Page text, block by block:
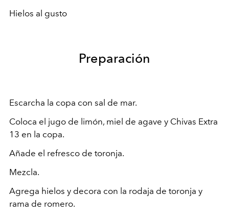
Hielos al gusto
Preparación
Escarcha la copa con sal de mar.
Coloca el jugo de limón, miel de agave y Chivas Extra
13 en la copa.
Añade el refresco de toronja.
Mezcla.
Agrega hielos y decora con la rodaja de toronja y
rama de romero.